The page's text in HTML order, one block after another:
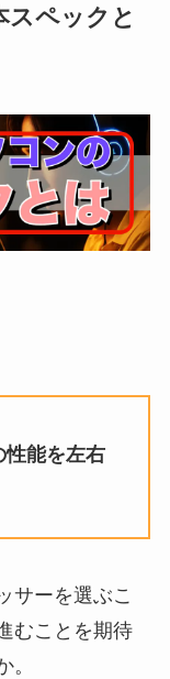
スペックと
性能を左右
サーを選ぶこ
むことを期待
。